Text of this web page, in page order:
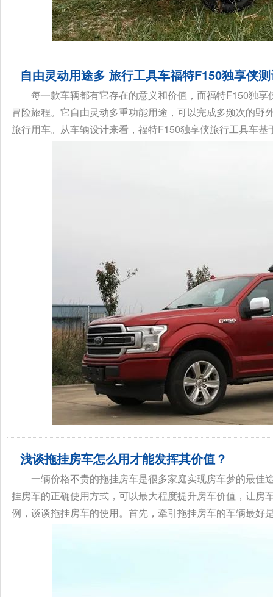
自由灵动用途多 旅行工具车福特F150独享侠
每一款车辆都有它存在的意义和价值，而福特F150独
冒险旅程。它自由灵动多重功能用途，可以完成多频次的
旅行用车。从车辆设计来看，福特F150独享侠旅行工具车基
浅谈拖挂房车怎么用才能发挥其价值？
一辆价格不贵的拖挂房车是很多家庭实现房车梦的最
挂房车的正确使用方式，可以最大程度提升房车价值，让
例，谈谈拖挂房车的使用。首先，牵引拖挂房车的车辆最好